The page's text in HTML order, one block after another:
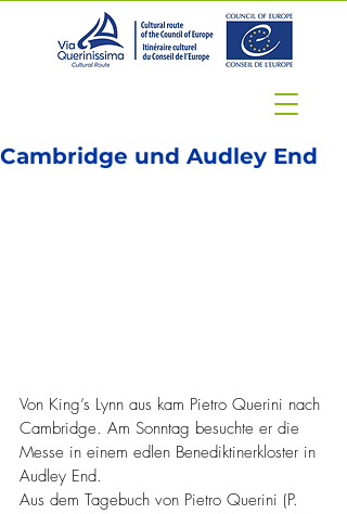
Cambridge und Audley End
Von King’s Lynn aus kam Pietro Querini nach
Cambridge. Am Sonntag besuchte er die
Messe in einem edlen Benediktinerkloster in
Audley End.
Aus dem Tagebuch von Pietro Querini (P.